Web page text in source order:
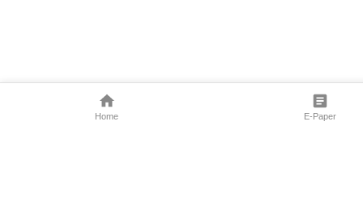
Home E-Paper